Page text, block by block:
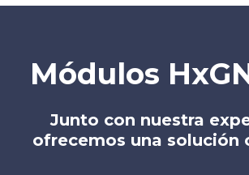
Módulos
Junto con nuestra
ofrecemos una solución